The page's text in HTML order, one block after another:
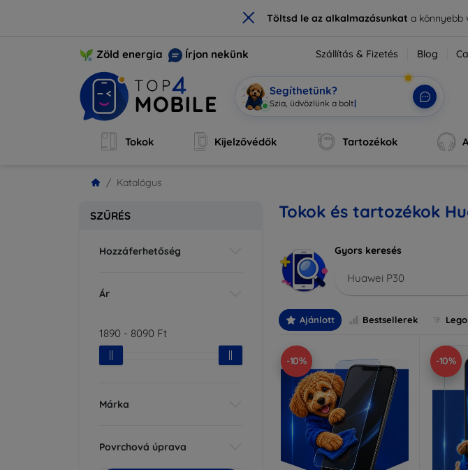
× Töltsd le az alkalmazásunkata könnyebb
Zöld energia Írjon nekünk Szállítás & Fizetés Blog
Segíthetünk?
Mobi|
Tokok Kijelzővédők Tartozékok
Katalógus
SZŰRÉS
Hozzáferhetőség
Ár
1890 - 8090 Ft
Márka
Povrchová úprava
Tokok és tartozékok
Gyors keresés
Huawei P30
Ajánlott Bestsellerek
-10% -10%